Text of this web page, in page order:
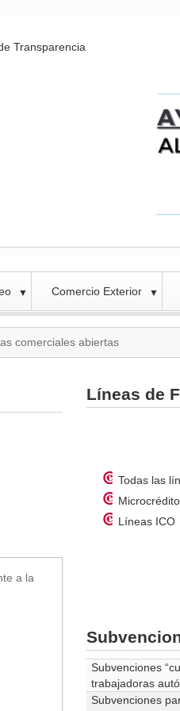
Transparencia
▼ Comercio Exterior ▼
comerciales abiertas
a la
Líneas de
Todas las
Líneas ICO
Subvenciones
trabajadoras
Subvenciones